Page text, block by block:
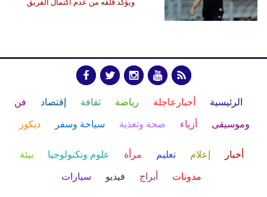
ويؤكد قلقه من عدم اكتمال الفريق
الرئيسية أخبارعاجلة رياضة ثقافة إقتصاد فن
وموسيقى أزياء صحة وتغذية سياحة وسفر ديكور
أخبار إعلام تعليم مرأة علوم وتكنولوجيا بيئة
مدونات أبراج فيديو سيارات